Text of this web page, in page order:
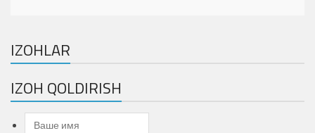
IZOHLAR
IZOH QOLDIRISH